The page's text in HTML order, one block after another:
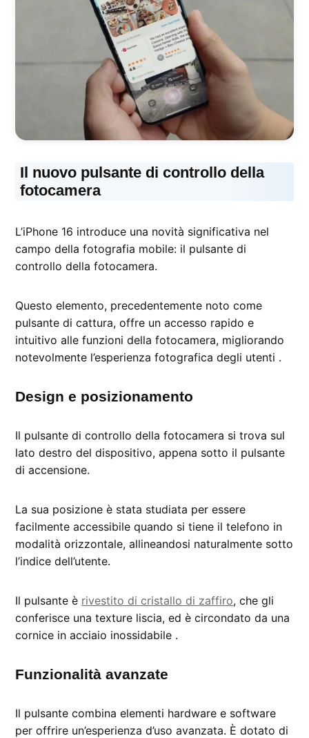
Il nuovo pulsante di controllo della
fotocamera
L’iPhone 16 introduce una novità significativa nel
campo della fotografia mobile: il pulsante di
controllo della fotocamera.
Questo elemento, precedentemente noto come
pulsante di cattura, offre un accesso rapido e
intuitivo alle funzioni della fotocamera, migliorando
notevolmente l’esperienza fotografica degli utenti .
Design e posizionamento
Il pulsante di controllo della fotocamera si trova sul
lato destro del dispositivo, appena sotto il pulsante
di accensione.
La sua posizione è stata studiata per essere
facilmente accessibile quando si tiene il telefono in
modalità orizzontale, allineandosi naturalmente sotto
l’indice dell’utente.
Il pulsante è rivestito di cristallo di zaffiro, che gli
conferisce una texture liscia, ed è circondato da una
cornice in acciaio inossidabile .
Funzionalità avanzate
Il pulsante combina elementi hardware e software
per offrire un’esperienza d’uso avanzata. È dotato di